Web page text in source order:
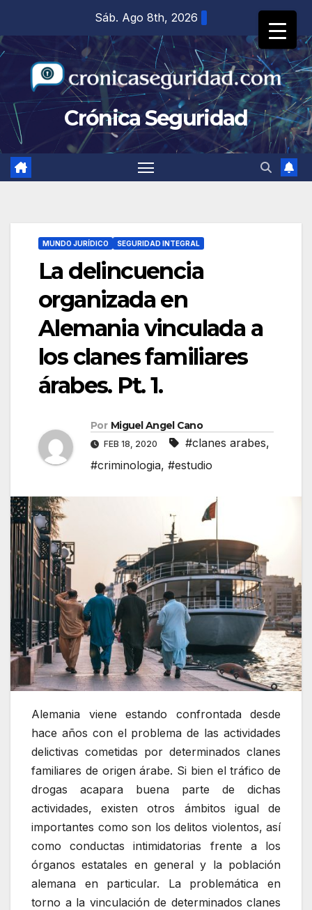
contenido
Sáb. Ago 8th, 2026
Crónica Seguridad
MUNDO JURÍDICO SEGURIDAD INTEGRAL
La delincuencia
organizada en
Alemania vinculada a
los clanes familiares
árabes. Pt. 1.
Por Miguel Angel Cano
FEB 18, 2020 #clanes arabes,
#criminologia, #estudio
Alemania viene estando confrontada desde
hace años con el problema de las actividades
delictivas cometidas por determinados clanes
familiares de origen árabe. Si bien el tráfico de
drogas acapara buena parte de dichas
actividades, existen otros ámbitos igual de
importantes como son los delitos violentos, así
como conductas intimidatorias frente a los
órganos estatales en general y la población
alemana en particular. La problemática en
torno a la vinculación de determinados clanes